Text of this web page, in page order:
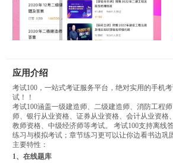
应用介绍
考试100，一站式考证服务平台，绝对实用的手机
试！！
考试100涵盖一级建造师、二级建造师、消防工程
师、银行从业资格、证券从业资格、会计从业资格
教师资格、中级经济师等考试。 考试100支持离线
练习与模拟考试；章节练习更可以让你边看书边巩
主要特性：
1、在线题库